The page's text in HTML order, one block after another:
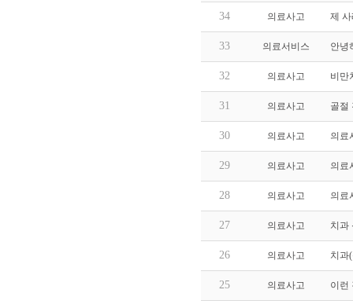
34 의료사고 제
33 의료서비스 안녕
32 의료사고 비만
31 의료사고 골절
30 의료사고 의료
29 의료사고 의료
28 의료사고 의료
27 의료사고 치과
26 의료사고 치과
25 의료사고 이런